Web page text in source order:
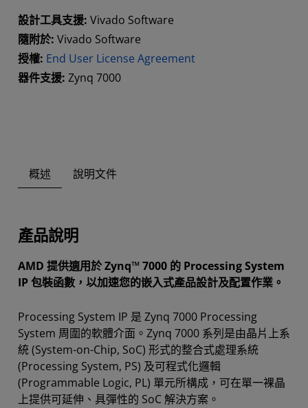
設計工具支援: Vivado Software
隨附於: Vivado Software
授權: End User License Agreement
器件支援: Zynq 7000
概述 說明文件
產品說明
AMD 提供適用於 Zynq™ 7000 的 Processing System
IP 包裝函數，以加速您的嵌入式產品設計及配置作業。
Processing System IP 是 Zynq 7000 Processing
System 周圍的軟體介面。Zynq 7000 系列是由晶片上系
統 (System-on-Chip, SoC) 形式的整合式處理系統
(Processing System, PS) 及可程式化邏輯
(Programmable Logic, PL) 單元所構成，可在單一裸晶
上提供可延伸、具彈性的 SoC 解決方案。